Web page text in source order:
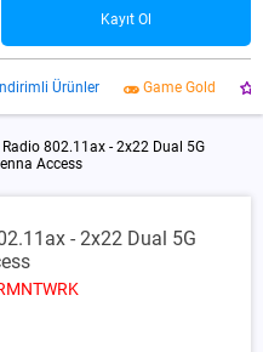
Kayıt Ol
Ürünler Game Gold
Radio 802.11ax - 2x22 Dual 5G
Access
- 2x22 Dual 5G